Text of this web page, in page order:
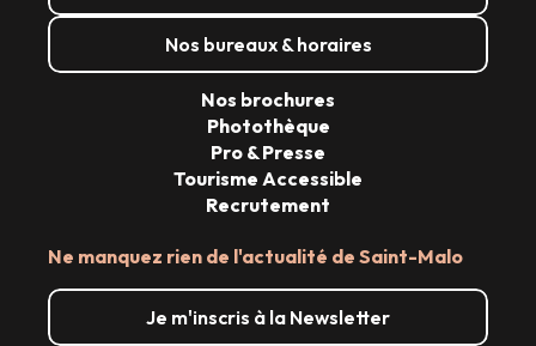
Nos bureaux & horaires
Ne manquez rien de l'actualité de Saint-Malo
Je m'inscris à la Newsletter
Nos brochures
Photothèque
Pro & Presse
Tourisme Accessible
Recrutement